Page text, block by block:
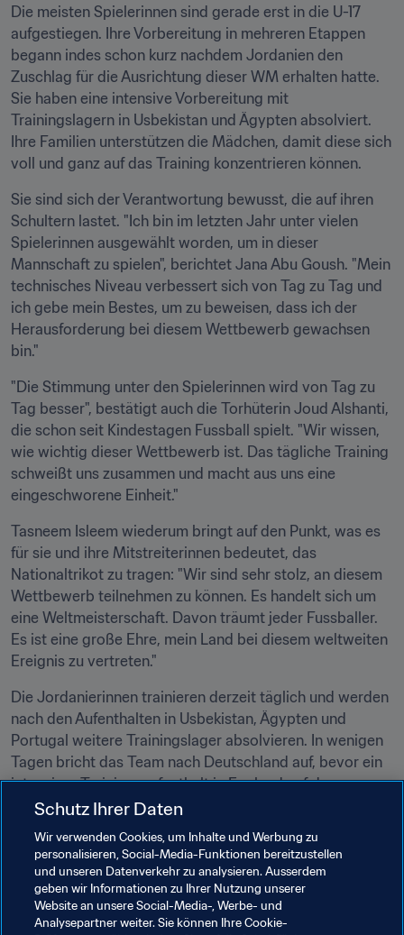
Die meisten Spielerinnen sind gerade erst in die U-17
aufgestiegen. Ihre Vorbereitung in mehreren Etappen
begann indes schon kurz nachdem Jordanien den
Zuschlag für die Ausrichtung dieser WM erhalten hatte.
Sie haben eine intensive Vorbereitung mit
Trainingslagern in Usbekistan und Ägypten absolviert.
Ihre Familien unterstützen die Mädchen, damit diese sich
voll und ganz auf das Training konzentrieren können.
Sie sind sich der Verantwortung bewusst, die auf ihren
Schultern lastet. "Ich bin im letzten Jahr unter vielen
Spielerinnen ausgewählt worden, um in dieser
Mannschaft zu spielen", berichtet Jana Abu Goush. "Mein
technisches Niveau verbessert sich von Tag zu Tag und
ich gebe mein Bestes, um zu beweisen, dass ich der
Herausforderung bei diesem Wettbewerb gewachsen
bin."
"Die Stimmung unter den Spielerinnen wird von Tag zu
Tag besser", bestätigt auch die Torhüterin Joud Alshanti,
die schon seit Kindestagen Fussball spielt. "Wir wissen,
wie wichtig dieser Wettbewerb ist. Das tägliche Training
schweißt uns zusammen und macht aus uns eine
eingeschworene Einheit."
Tasneem Isleem wiederum bringt auf den Punkt, was es
für sie und ihre Mitstreiterinnen bedeutet, das
Nationaltrikot zu tragen: "Wir sind sehr stolz, an diesem
Wettbewerb teilnehmen zu können. Es handelt sich um
eine Weltmeisterschaft. Davon träumt jeder Fussballer.
Es ist eine große Ehre, mein Land bei diesem weltweiten
Ereignis zu vertreten."
Die Jordanierinnen trainieren derzeit täglich und werden
nach den Aufenthalten in Usbekistan, Ägypten und
Portugal weitere Trainingslager absolvieren. In wenigen
Tagen bricht das Team nach Deutschland auf, bevor ein
intensiver Trainingsaufenthalt in England auf dem
Programm steht. Dann kehren die Spielerinnen nach
Angriff zu nehmen und einige Testspiele gegen andere
teilnehmende Teams zu bestreiten.
Verwandte Themen
Schutz Ihrer Daten
Wir verwenden Cookies, um Inhalte und Werbung zu
personalisieren, Social-Media-Funktionen bereitzustellen
und unseren Datenverkehr zu analysieren. Ausserdem
geben wir Informationen zu Ihrer Nutzung unserer
Website an unsere Social-Media-, Werbe- und
Analysepartner weiter. Sie können Ihre Cookie-